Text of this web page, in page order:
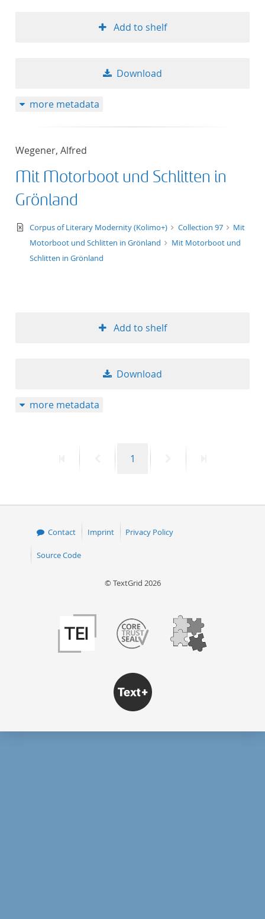
Add to shelf
Download
more metadata
Wegener, Alfred
Mit Motorboot und Schlitten in
Grönland
text/xml
Corpus of Literary Modernity (Kolimo+) Collection 97
Mit
Motorboot und Schlitten in Grönland
Mit Motorboot und
Schlitten in Grönland
Add to shelf
Download
more metadata
PreviousPage
1
Contact Imprint Privacy Policy
Source Code
© TextGrid 2026